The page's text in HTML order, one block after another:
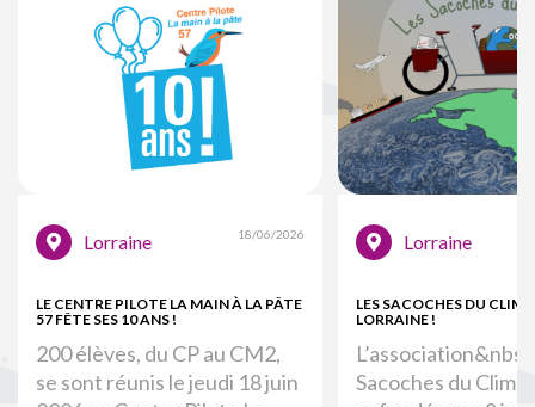
Lorraine 18/06/2026
LE CENTRE PILOTE LA MAIN À LA PÂTE
57 FÊTE SES 10 ANS !
200 élèves, du CP au CM2,
se sont réunis le jeudi 18 juin
Lorraine
LES SACOCHES DU
LORRAINE !
Sacoches du